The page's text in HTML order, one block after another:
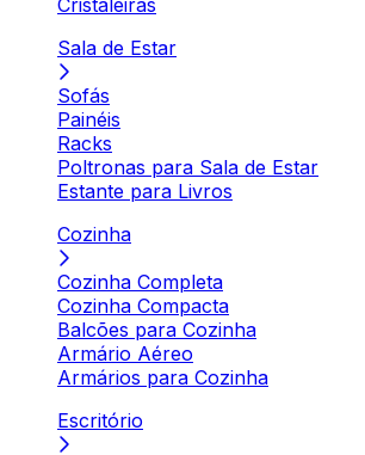
Cristaleiras
Sala de Estar
Sofás
Painéis
Racks
Poltronas para Sala de Estar
Estante para Livros
Cozinha
Cozinha Completa
Cozinha Compacta
Balcões para Cozinha
Armário Aéreo
Armários para Cozinha
Escritório